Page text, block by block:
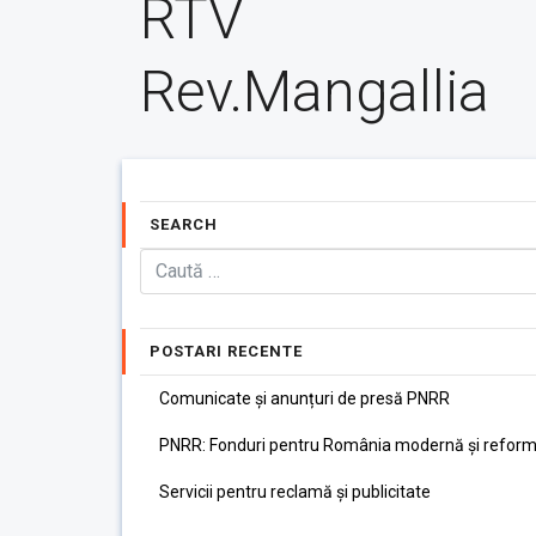
RTV
Rev.Mangallia
SEARCH
POSTARI RECENTE
Comunicate și anunțuri de presă PNRR
PNRR: Fonduri pentru România modernă și
Servicii pentru reclamă și publicitate